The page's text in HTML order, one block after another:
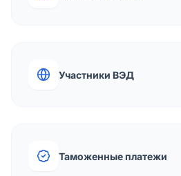
Участники ВЭД
Таможенные платежи